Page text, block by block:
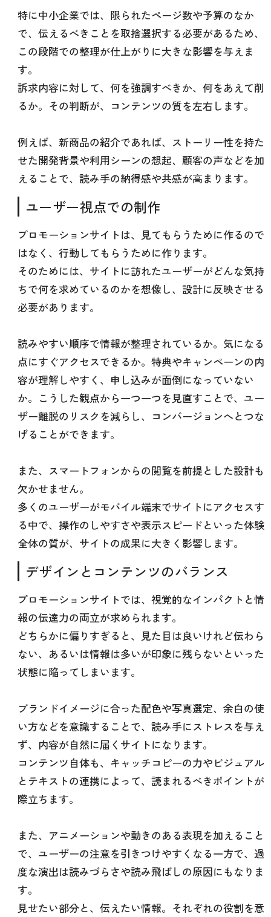
特に中小企業では、限られたページ数や予算のなか
で、伝えるべきことを取捨選択する必要があるため、
この段階での整理が仕上がりに大きな影響を与えま
す。
訴求内容に対して、何を強調すべきか、何をあえて削
るか。その判断が、コンテンツの質を左右します。
例えば、新商品の紹介であれば、ストーリー性を持た
せた開発背景や利用シーンの想起、顧客の声などを加
えることで、読み手の納得感や共感が高まります。
ユーザー視点での制作
プロモーションサイトは、見てもらうために作るので
はなく、行動してもらうために作ります。
そのためには、サイトに訪れたユーザーがどんな気持
ちで何を求めているのかを想像し、設計に反映させる
必要があります。
読みやすい順序で情報が整理されているか。気になる
点にすぐアクセスできるか。特典やキャンペーンの内
容が理解しやすく、申し込みが面倒になっていない
か。こうした観点から一つ一つを見直すことで、ユー
ザー離脱のリスクを減らし、コンバージョンへとつな
げることができます。
また、スマートフォンからの閲覧を前提とした設計も
欠かせません。
多くのユーザーがモバイル端末でサイトにアクセスす
る中で、操作のしやすさや表示スピードといった体験
全体の質が、サイトの成果に大きく影響します。
デザインとコンテンツのバランス
プロモーションサイトでは、視覚的なインパクトと情
報の伝達力の両立が求められます。
どちらかに偏りすぎると、見た目は良いけれど伝わら
ない、あるいは情報は多いが印象に残らないといった
状態に陥ってしまいます。
ブランドイメージに合った配色や写真選定、余白の使
い方などを意識することで、読み手にストレスを与え
ず、内容が自然に届くサイトになります。
コンテンツ自体も、キャッチコピーの力やビジュアル
とテキストの連携によって、読まれるべきポイントが
際立ちます。
また、アニメーションや動きのある表現を加えること
で、ユーザーの注意を引きつけやすくなる一方で、過
度な演出は読みづらさや読み飛ばしの原因にもなりま
す。
見せたい部分と、伝えたい情報。それぞれの役割を意